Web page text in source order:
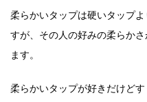
柔らかいタップは硬いタップ
すが、その人の好みの柔らか
ます。
柔らかいタップが好きだけど